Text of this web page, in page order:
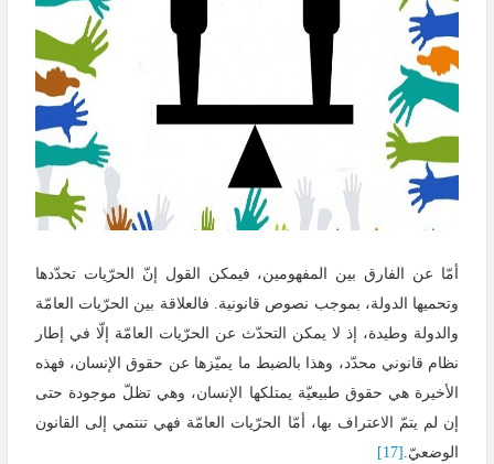
أمّا عن الفارق بين المفهومين، فيمكن القول إنّ الحرّيات تحدّدها
وتحميها الدولة، بموجب نصوص قانونية. فالعلاقة بين الحرّيات العامّة
والدولة وطيدة، إذ لا يمكن التحدّث عن الحرّيات العامّة إلّا في إطار
نظام قانوني محدّد، وهذا بالضبط ما يميّزها عن حقوق الإنسان، فهذه
الأخيرة هي حقوق طبيعيّة يمتلكها الإنسان، وهي تظلّ موجودة حتى
إن لم يتمّ الاعتراف بها، أمّا الحرّيات العامّة فهي تنتمي إلى القانون
الوضعيّ. [17]